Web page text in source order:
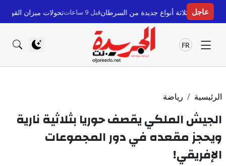
عاجل
أنواع جديدة من السرطانقبل 9 ساعات تحولات ميزان القوى في سبتة
FR
الرئيسية رياضة
الجيش الملكي يقصف حوريا بثلاثية نارية
ويحجز مقعده في دور المجموعات
الإفريقي!